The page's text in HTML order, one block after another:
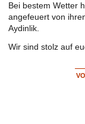
Bei bestem Wetter
angefeuert von
Aydinlik.
Wir sind stolz auf